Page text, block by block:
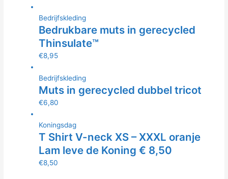
Bedrijfskleding
Bedrukbare muts in gerecycled
Thinsulate™
€8,95
Bedrijfskleding
Muts in gerecycled dubbel tricot
€6,80
Koningsdag
T Shirt V-neck XS – XXXL oranje
Lam leve de Koning € 8,50
€8,50